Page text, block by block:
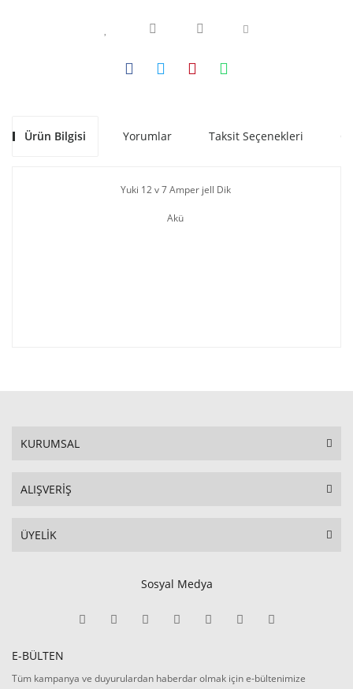
Ürün Bilgisi Yorumlar Taksit Seçenekleri
Yuki 12 v 7 Amper jell Dik
Akü
KURUMSAL
ALIŞVERİŞ
ÜYELİK
Sosyal Medya
E-BÜLTEN
Tüm kampanya ve duyurulardan haberdar olmak için e-bültenimize